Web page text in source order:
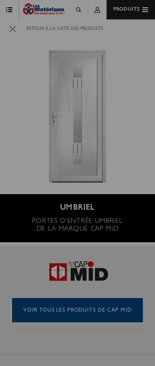
PRODUITS
RETOUR À LA LISTE DES PRODUITS
UMBRIEL
PORTES D'ENTRÉE UMBRIEL
DE LA MARQUE CAP MID
VOIR TOUS LES PRODUITS DE CAP MID